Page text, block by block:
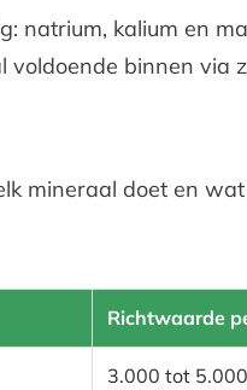
natrium, kalium en
binnen via
mineraal doet en
Richtwaarde
3.000 tot